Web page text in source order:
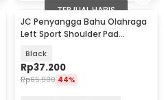
TERJUAL HABIS
JC Penyangga Bahu Olahraga
Left Sport Shoulder Pad
Black
Rp37.200
Rp65.900 44%